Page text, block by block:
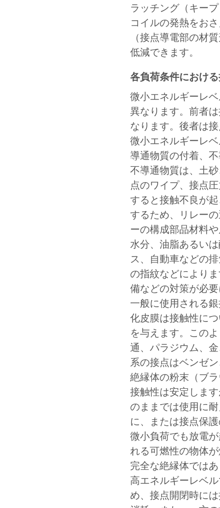
ラッチング（キー
コイルの発熱をお
（接点導電部の材
低減できます。
各負荷条件におけ
微小エネルギーレ
異なります。前者
なります。後者は
微小エネルギーレ
導通物質の付着、
不導通物質は、土
点のワイプ、接点
すると接触不良が
するため、リレー
ーの構成部品材料
水分、油脂あるい
ス、自動車などの
の指紋などにより
備などの対策が必
一般に使用される
化皮膜は接触性に
を与えます。この
通、パラジウム、
系の接点はベンゼ
絶縁体の粉末（ブ
接触性は安定しま
のままでは使用に
に、または接点保
微小負荷でも放電
れる可燃性の物体
完全な絶縁体では
高エネルギーレベ
め、接点開閉時に